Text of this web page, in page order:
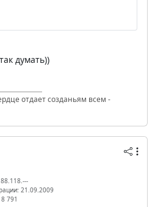
думать))
отдает созданьям всем -
21.09.2009
791